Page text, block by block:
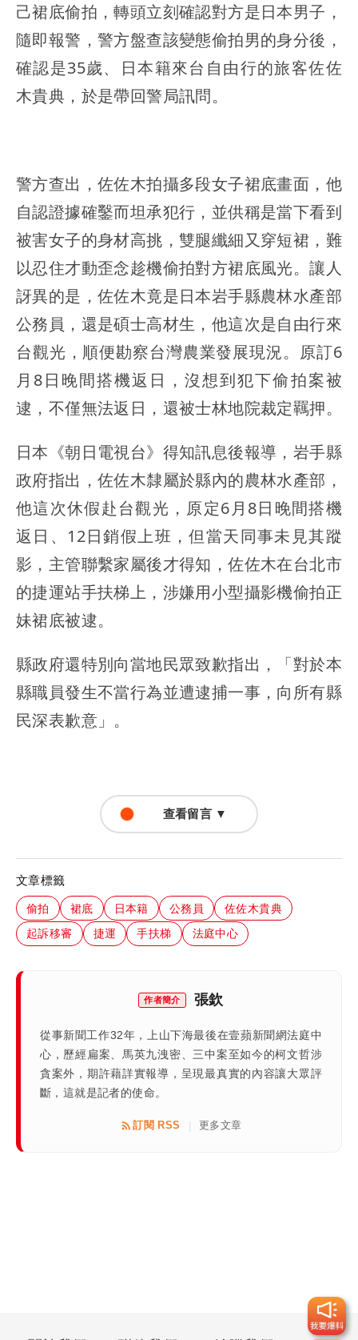
己裙底偷拍，轉頭立刻確認對方是日本男子，
隨即報警，警方盤查該變態偷拍男的身分後，
確認是35歲、日本籍來台自由行的旅客佐佐
木貴典，於是帶回警局訊問。
警方查出，佐佐木拍攝多段女子裙底畫面，他
自認證據確鑿而坦承犯行，並供稱是當下看到
被害女子的身材高挑，雙腿纖細又穿短裙，難
以忍住才動歪念趁機偷拍對方裙底風光。讓人
訝異的是，佐佐木竟是日本岩手縣農林水產部
公務員，還是碩士高材生，他這次是自由行來
台觀光，順便勘察台灣農業發展現況。原訂6
月8日晚間搭機返日，沒想到犯下偷拍案被
逮，不僅無法返日，還被士林地院裁定羈押。
日本《朝日電視台》得知訊息後報導，岩手縣
政府指出，佐佐木隸屬於縣內的農林水產部，
他這次休假赴台觀光，原定6月8日晚間搭機
返日、12日銷假上班，但當天同事未見其蹤
影，主管聯繫家屬後才得知，佐佐木在台北市
的捷運站手扶梯上，涉嫌用小型攝影機偷拍正
妹裙底被逮。
縣政府還特別向當地民眾致歉指出，「對於本
縣職員發生不當行為並遭逮捕一事，向所有縣
民深表歉意」。
查看留言 ▼
文章標籤
偷拍 裙底 日本籍 公務員
佐佐木貴典
起訴移審
捷運 手扶梯 法庭中心
作者簡介 張欽
從事新聞工作32年，上山下海最後在壹蘋新聞網法庭中
心，歷經扁案、馬英九洩密、三中案至如今的柯文哲涉
貪案外，期許藉詳實報導，呈現最真實的內容讓大眾評
斷，這就是記者的使命。
訂閱 RSS 更多文章